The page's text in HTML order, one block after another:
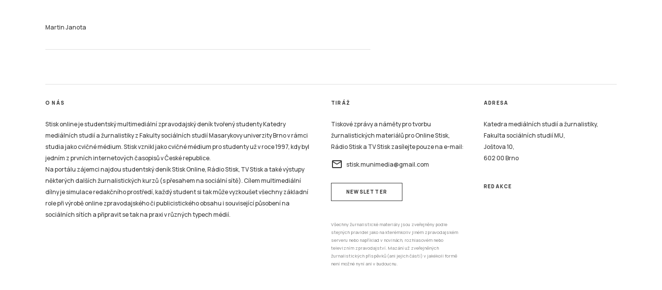
Martin Janota
O NÁS
Stisk online je studentský multimediální zpravodajský deník tvořený studenty Katedry
mediálních studií a žurnalistiky z Fakulty sociálních studií Masarykovy univerzity Brno v rámci
studia jako cvičné médium. Stisk vznikl jako cvičné médium pro studenty už v roce 1997, kdy byl
jedním z prvních internetových časopisů v České republice.
Na portálu zájemci najdou studentský deník Stisk Online, Rádio Stisk, TV Stisk a také výstupy
některých dalších žurnalistických kurzů (s přesahem na sociální sítě). Cílem multimediální
dílny je simulace redakčního prostředí, každý student si tak může vyzkoušet všechny základní
role při výrobě online zpravodajského či publicistického obsahu i související působení na
sociálních sítích a připravit se tak na praxi v různých typech médií.
TIRÁŽ
Tiskové zprávy a náměty pro tvorbu
žurnalistických materiálů pro Online Stisk,
Rádio Stisk a TV Stisk zasílejte pouze na e-mail:
email stisk.munimedia@gmail.com
NEWSLETTER
Všechny žurnalistické materiály jsou zveřejněny podle
stejných pravidel jako na kterémkoliv jiném zpravodajském
serveru nebo například v novinách, rozhlasovém nebo
televizním zpravodajství. Mazání už zveřejněných
žurnalistických příspěvků (ani jejich částí) v jakékoli formě
není možné nyní ani v budoucnu.
ADRESA
Katedra mediálních studií a žurnalistiky,
Fakulta sociálních studií MU,
Joštova 10,
602 00 Brno
REDAKCE